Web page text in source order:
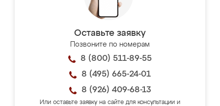
Оставьте заявку
Позвоните по номерам
8 (800) 511-89-55
8 (495) 665-24-01
8 (926) 409-68-13
Или оставьте заявку на сайте для консультации и